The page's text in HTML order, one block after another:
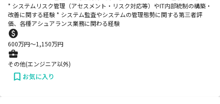
* システムリスク管理（アセスメント・リスク対応等）やIT内部統制の構築・
改善に関する経験 * システム監査やシステムの管理態勢に関する第三者評
価、各種アシュアランス業務に関わる経験
600万円〜1,150万円
その他(エンジニア以外)
お気に入り